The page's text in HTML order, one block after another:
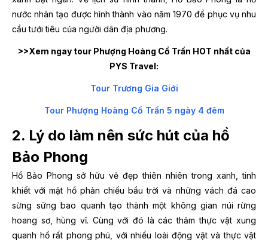
nước nhân tạo được hình thành vào năm 1970 để phục vụ nhu
cầu tưới tiêu của người dân địa phương.
>>Xem ngay tour Phượng Hoàng Cổ Trấn HOT nhất của
PYS Travel:
Tour Trương Gia Giới
Tour Phượng Hoàng Cổ Trấn 5 ngày 4 đêm
2. Lý do làm nên sức hút của hồ
Bảo Phong
Hồ Bảo Phong sở hữu vẻ đẹp thiên nhiên trong xanh, tinh
khiết với mặt hồ phản chiếu bầu trời và những vách đá cao
sừng sững bao quanh tạo thành một không gian núi rừng
hoang sơ, hùng vĩ. Cùng với đó là các thảm thực vật xung
quanh hồ rất phong phú, với nhiều loài động vật và thực vật